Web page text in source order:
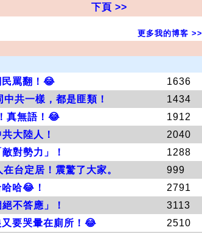
下頁 >>
更多我的博客 >>
民罵翻！😂
1636
共一樣，都是匪類！
1434
真無語！😂
1912
大陸人！
2040
對勢力」！
1288
台定居！震驚了大家。
999
哈😂！
2791
不答應」！
3113
要哭暈在廁所！😂
2510